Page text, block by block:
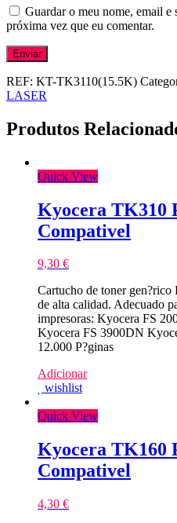
Guardar o meu nome, email e
próxima vez que eu comentar.
REF: KT-TK3110(15.5K)
LASER
Produtos
Quick View
Kyocera TK310
Compativel
9,30 €
Cartucho de toner
de alta calidad. Adecuado
impresoras: Kyocera FS
Kyocera FS 3900DN
12.000 P?ginas
Adicionar
wishlist
Quick View
Kyocera TK160
Compativel
4,30 €